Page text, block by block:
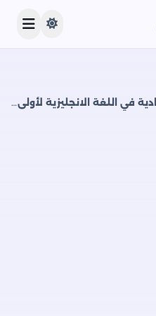
امتحانات الأضواء GEM الاسترشادية في اللغة الانجليزية لأولى ثانوي على مقرر شهر أبريل 2025 بصيغة PDF